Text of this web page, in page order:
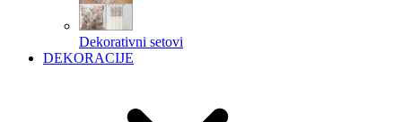
Dekorativni setovi
DEKORACIJE